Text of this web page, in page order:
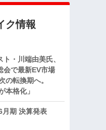
ク情報
・川端由美氏、
会で最新EV市場
の転換期へ。
本格化」
月期 決算発表